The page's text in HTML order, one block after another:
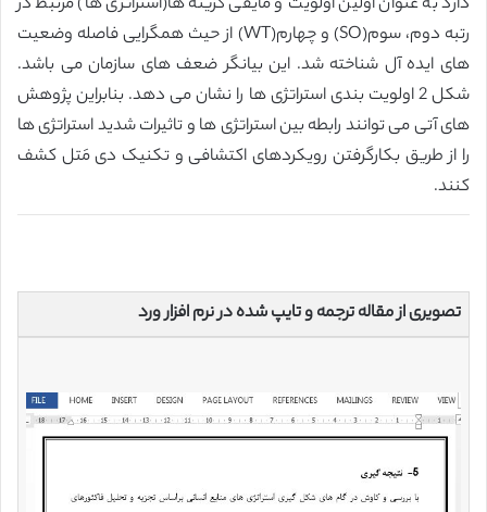
رتبه دوم، سوم(SO) و چهارم(WT) از حیث همگرایی فاصله وضعیت
های ایده آل شناخته شد. این بیانگر ضعف های سازمان می باشد.
شکل 2 اولویت بندی استراتژی ها را نشان می دهد. بنابراین پژوهش
های آتی می توانند رابطه بین استراتژی ها و تاثیرات شدید استراتژی ها
را از طریق بکارگرفتن رویکردهای اکتشافی و تکنیک دی مَتل کشف
کنند.
تصویری از مقاله ترجمه و تایپ شده در نرم افزار ورد